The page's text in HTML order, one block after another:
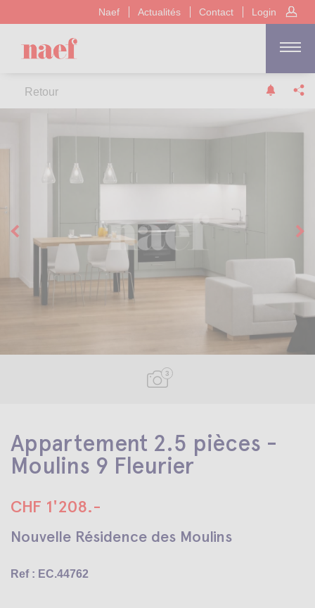
Naef Actualités Contact Login
Retour
3
Appartement 2.5 pièces -
Moulins 9 Fleurier
CHF 1'208.-
Nouvelle Résidence des Moulins
Ref : EC.44762